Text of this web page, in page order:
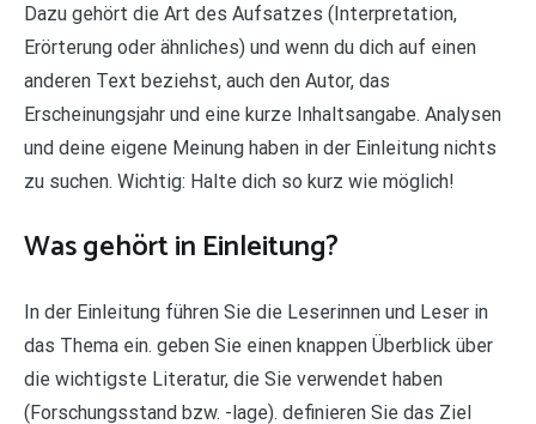
Dazu gehört die Art des Aufsatzes (Interpretation,
Erörterung oder ähnliches) und wenn du dich auf einen
anderen Text beziehst, auch den Autor, das
Erscheinungsjahr und eine kurze Inhaltsangabe. Analysen
und deine eigene Meinung haben in der Einleitung nichts
zu suchen. Wichtig: Halte dich so kurz wie möglich!
Was gehört in Einleitung?
In der Einleitung führen Sie die Leserinnen und Leser in
das Thema ein. geben Sie einen knappen Überblick über
die wichtigste Literatur, die Sie verwendet haben
(Forschungsstand bzw. -lage). definieren Sie das Ziel